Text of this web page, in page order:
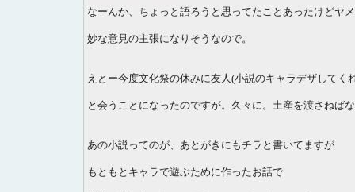
なーんか、ちょっと語ろうと思ってたことあったけどヤ
妙な意見の主張になりそうなので。
えとー今度文化祭の休みに友人(小説のキャラデザしてく
と会うことになったのですが。久々に。土産を渡さねば
あの小説ってのが、あとがきにもチラと書いてますが
もともとキャラで遊ぶために作ったお話で